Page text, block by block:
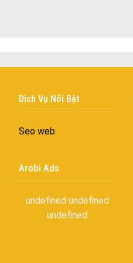
Dịch Vụ Nổi Bật
Seo web
Arobi Ads
undefined undefined
undefined